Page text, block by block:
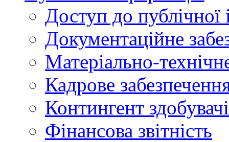
Доступ до публічної
Документаційне
Матеріально-
Кадрове
Контингент
Фінансова звітність